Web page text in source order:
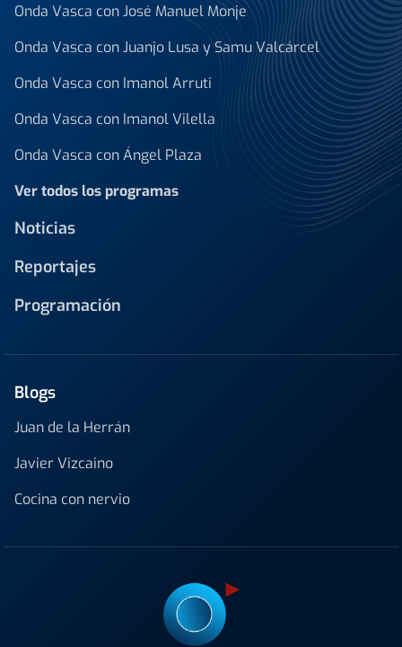
Onda Vasca con José Manuel Monje
Onda Vasca con Juanjo Lusa y Samu Valcárcel
Onda Vasca con Imanol Arruti
Onda Vasca con Imanol Vilella
Onda Vasca con Ángel Plaza
Ver todos los programas
Noticias
Reportajes
Programación
Blogs
Juan de la Herrán
Javier Vizcaino
Cocina con nervio